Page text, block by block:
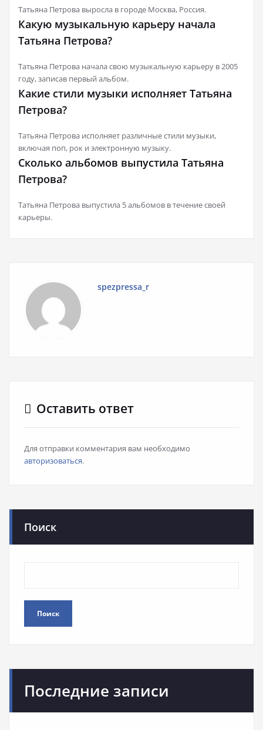
Татьяна Петрова выросла в городе Москва, Россия.
Какую музыкальную карьеру начала
Татьяна Петрова?
Татьяна Петрова начала свою музыкальную карьеру в 2005
году, записав первый альбом.
Какие стили музыки исполняет Татьяна
Петрова?
Татьяна Петрова исполняет различные стили музыки,
включая поп, рок и электронную музыку.
Сколько альбомов выпустила Татьяна
Петрова?
Татьяна Петрова выпустила 5 альбомов в течение своей
карьеры.
spezpressa_r
Оставить ответ
Для отправки комментария вам необходимо
авторизоваться.
Поиск
Поиск
Последние записи